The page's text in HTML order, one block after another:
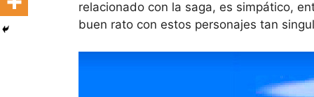
relacionado con la saga, es simpático,
buen rato con estos personajes tan